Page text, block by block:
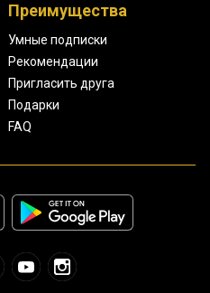
Преимущества
Умные подписки
Рекомендации
Пригласить друга
Подарки
FAQ